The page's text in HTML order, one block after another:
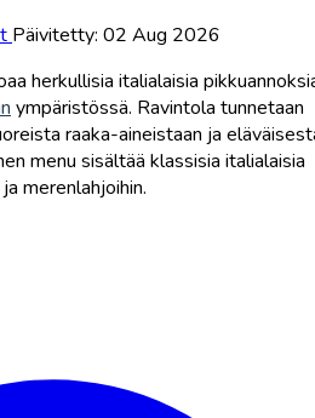
Päivitetty: 02 Aug 2026
herkullisia italialaisia
ympäristössä. Ravintola tunnetaan
raaka-aineistaan ja
menu sisältää klassisia italialaisia
merenlahjoihin.